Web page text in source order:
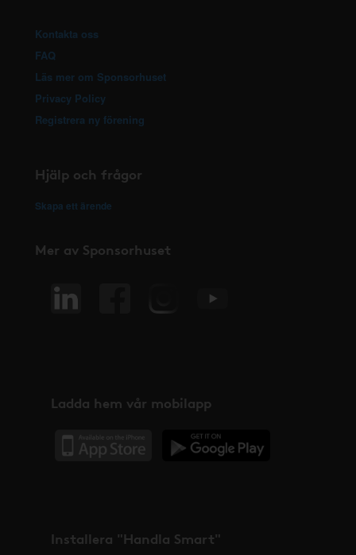
Kontakta oss
FAQ
Läs mer om Sponsorhuset
Privacy Policy
Registrera ny förening
Hjälp och frågor
Skapa ett ärende
Mer av Sponsorhuset
Ladda hem vår mobilapp
Installera "Handla Smart"